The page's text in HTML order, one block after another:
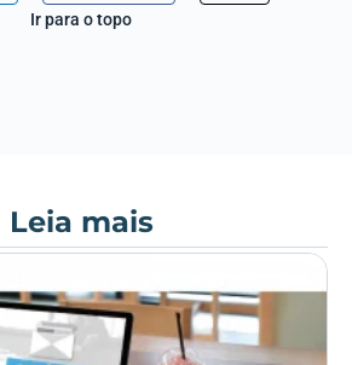
Ir para o topo
Leia mais